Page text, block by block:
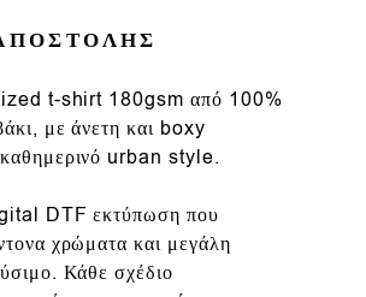
t-shirt 180gsmαπό 100%
, με άνετη και boxy
καθημερινό urban style.
DTF εκτύπωση που
χρώματα και μεγάλη
Κάθε σχέδιο